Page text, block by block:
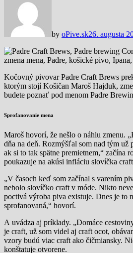
by oPive.sk26. augusta
Kočovný pivovar Padre Craft Brews
ktorým stojí Košičan Maroš Hajduk,
budete poznať pod menom Padre
Sprofanovanie mena
Maroš hovorí, že nešlo o náhlu zmenu.
dňa na deň. Rozmýšľal som nad tým už
ak si to tak spätne premietnem,“ začína
poukazuje na akúsi infláciu slovíčka
„V časoch keď som začínal s varením
nebolo slovíčko craft v móde. Nikto
poctivá výroba piva existuje. Dnes je to
sprofanovaná,“ hovorí.
A uvádza aj príklady. „Domáce
je craft, už som videl aj craft ocot,
vzory budú viac craft ako čičmiansky.
konštatuje otvorene.